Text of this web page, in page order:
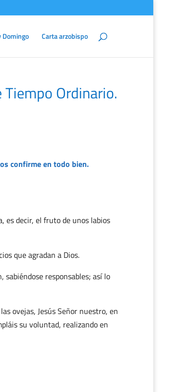
Domingo Carta arzobispo
Ordinario.
confirme en todo bien.
es decir, el fruto de unos labios
que agradan a Dios.
sabiéndose responsables; así lo
ovejas, Jesús Señor nuestro, en
su voluntad, realizando en